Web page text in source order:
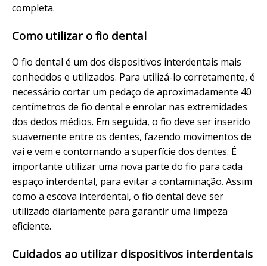
completa.
Como utilizar o fio dental
O fio dental é um dos dispositivos interdentais mais
conhecidos e utilizados. Para utilizá-lo corretamente, é
necessário cortar um pedaço de aproximadamente 40
centímetros de fio dental e enrolar nas extremidades
dos dedos médios. Em seguida, o fio deve ser inserido
suavemente entre os dentes, fazendo movimentos de
vai e vem e contornando a superfície dos dentes. É
importante utilizar uma nova parte do fio para cada
espaço interdental, para evitar a contaminação. Assim
como a escova interdental, o fio dental deve ser
utilizado diariamente para garantir uma limpeza
eficiente.
Cuidados ao utilizar dispositivos interdentais